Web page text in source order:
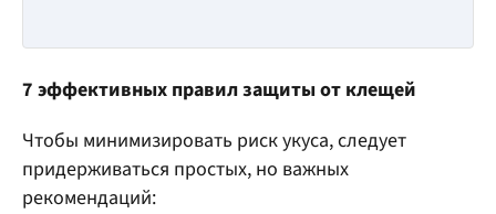
7 эффективных правил защиты от клещей
Чтобы минимизировать риск укуса, следует
придерживаться простых, но важных
рекомендаций: